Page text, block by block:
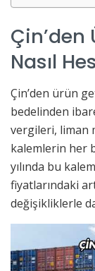
Nasıl
Çin’den ürün
bedelinden
vergileri, liman
kalemlerin her
yılında bu
fiyatlarındaki
değişikliklerle